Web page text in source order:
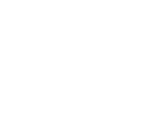
Hotels in San Francisco
Hotels in San
Best Historic Hotel (over
Best City Center Historic